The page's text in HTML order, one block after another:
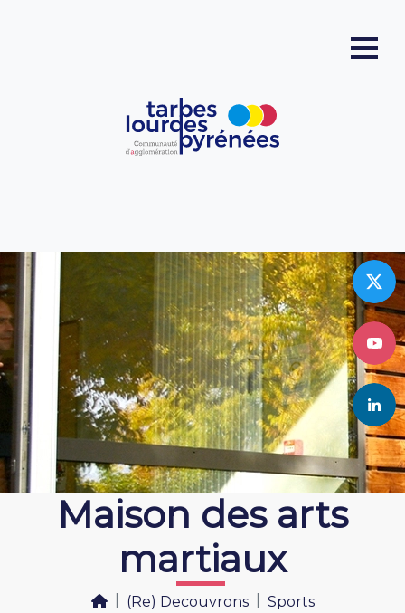
Maison des arts
martiaux
(Re) Decouvrons
Sports